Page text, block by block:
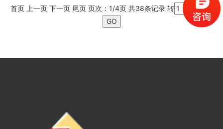
首页 上一页 下一页 尾页页次：1/4页 共38条记录 转 页